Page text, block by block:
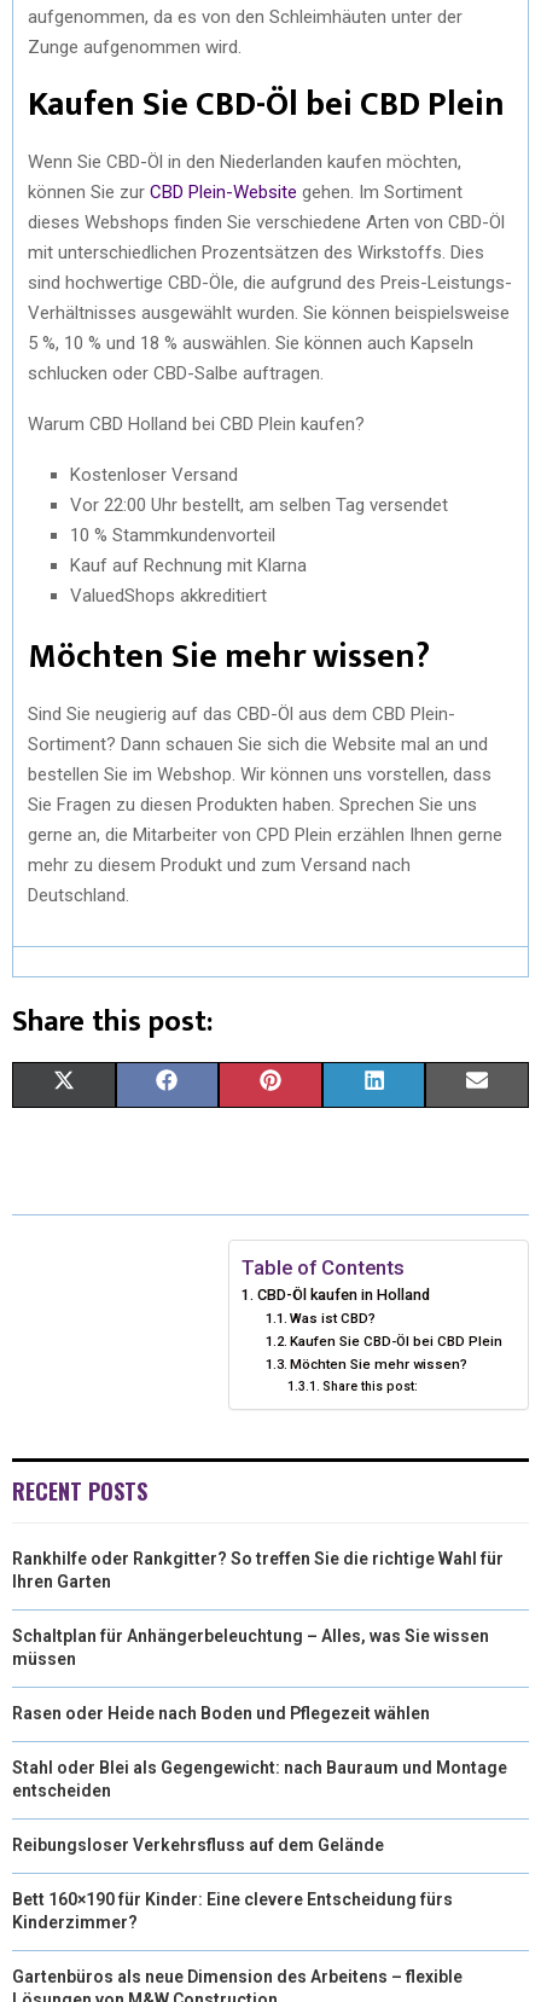
aufgenommen, da es von den Schleimhäuten unter der
Zunge aufgenommen wird.
Kaufen Sie CBD-Öl bei CBD Plein
Wenn Sie CBD-Öl in den Niederlanden kaufen möchten,
können Sie zur CBD Plein-Website gehen. Im Sortiment
dieses Webshops finden Sie verschiedene Arten von CBD-Öl
mit unterschiedlichen Prozentsätzen des Wirkstoffs. Dies
sind hochwertige CBD-Öle, die aufgrund des Preis-Leistungs-
Verhältnisses ausgewählt wurden. Sie können beispielsweise
5 %, 10 % und 18 % auswählen. Sie können auch Kapseln
schlucken oder CBD-Salbe auftragen.
Warum CBD Holland bei CBD Plein kaufen?
Kostenloser Versand
Vor 22:00 Uhr bestellt, am selben Tag versendet
10 % Stammkundenvorteil
Kauf auf Rechnung mit Klarna
ValuedShops akkreditiert
Möchten Sie mehr wissen?
Sind Sie neugierig auf das CBD-Öl aus dem CBD Plein-
Sortiment? Dann schauen Sie sich die Website mal an und
bestellen Sie im Webshop. Wir können uns vorstellen, dass
Sie Fragen zu diesen Produkten haben. Sprechen Sie uns
gerne an, die Mitarbeiter von CPD Plein erzählen Ihnen gerne
mehr zu diesem Produkt und zum Versand nach
Deutschland.
Share this post:
W E T
R
E
S
K
D
I
N
I
Table of Contents
CBD-Öl kaufen in Holland
Was ist CBD?
Kaufen Sie CBD-Öl bei CBD Plein
Möchten Sie mehr wissen?
Share this post:
RECENT POSTS
Rankhilfe oder Rankgitter? So treffen Sie die richtige Wahl für
Ihren Garten
Schaltplan für Anhängerbeleuchtung – Alles, was Sie wissen
müssen
Rasen oder Heide nach Boden und Pflegezeit wählen
Stahl oder Blei als Gegengewicht: nach Bauraum und Montage
entscheiden
Reibungsloser Verkehrsfluss auf dem Gelände
Bett 160×190 für Kinder: Eine clevere Entscheidung fürs
Kinderzimmer?
Gartenbüros als neue Dimension des Arbeitens – flexible